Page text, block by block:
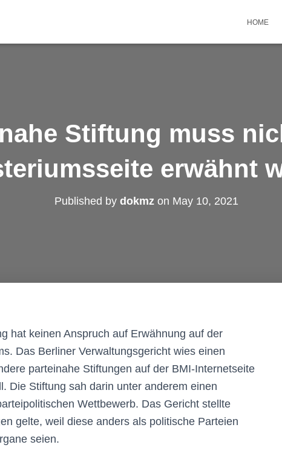
HOME
Stiftung muss
erwähnt
Published by dokmz on May 10, 2021
hat keinen Anspruch auf Erwähnung auf der
Das Berliner Verwaltungsgericht wies einen
parteinahe Stiftungen auf der BMI-Internetseite
Die Stiftung sah darin unter anderem einen
Wettbewerb. Das Gericht stellte
gelte, weil diese anders als politische Parteien
seien.